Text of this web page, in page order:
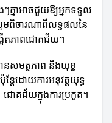
ងៗគ្នាអាចជួយឱ្យអ្នកទទួល
មពិចារណាពីលទ្ធផលនៃ
ើតភាពជោគជ័យ។
នសមត្ថភាព និងយុទ្ធ
ែដោយការអនុវត្តយុទ្ធ
ោគជ័យក្នុងការប្រកួត។